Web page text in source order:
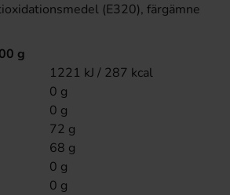
(E320), färgämne
g
1221 kJ / 287 kcal
0 g
0 g
72 g
68 g
0 g
0 g